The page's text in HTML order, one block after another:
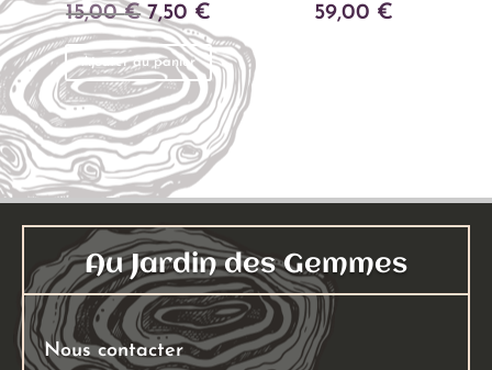
15,00€ Le
prix
initial
était :
15,00 €.
7,50 €
prix
actuel
est :
7,50 €.
Ajouter au panier
59,00 €
Au Jardin des Gemmes
Nous contacter